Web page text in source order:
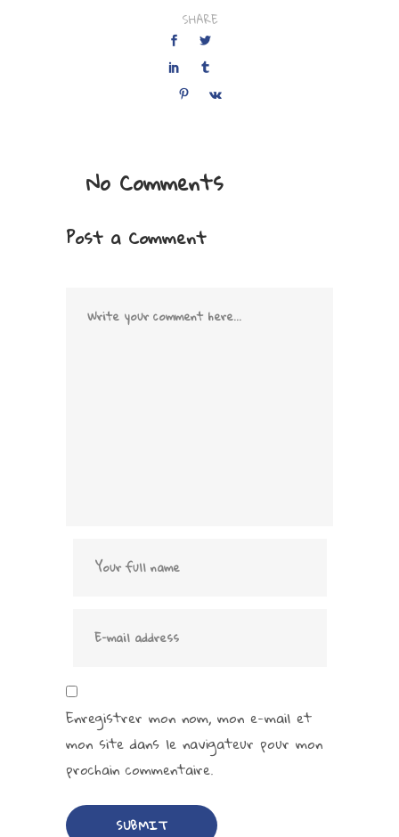
SHARE
No Comments
Post a Comment
Enregistrer mon nom, mon e-mail et
mon site dans le navigateur pour mon
prochain commentaire.